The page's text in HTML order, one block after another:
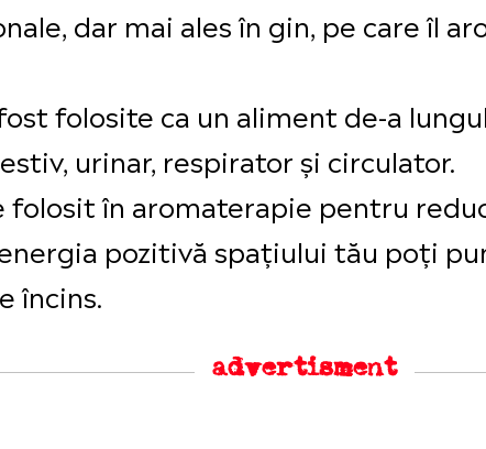
dar mai ales în gin, pe care îl
folosite ca un aliment de-a
urinar, respirator și circulator.
folosit în aromaterapie pentru
pozitivă spațiului tău poți
încins.
advertisment